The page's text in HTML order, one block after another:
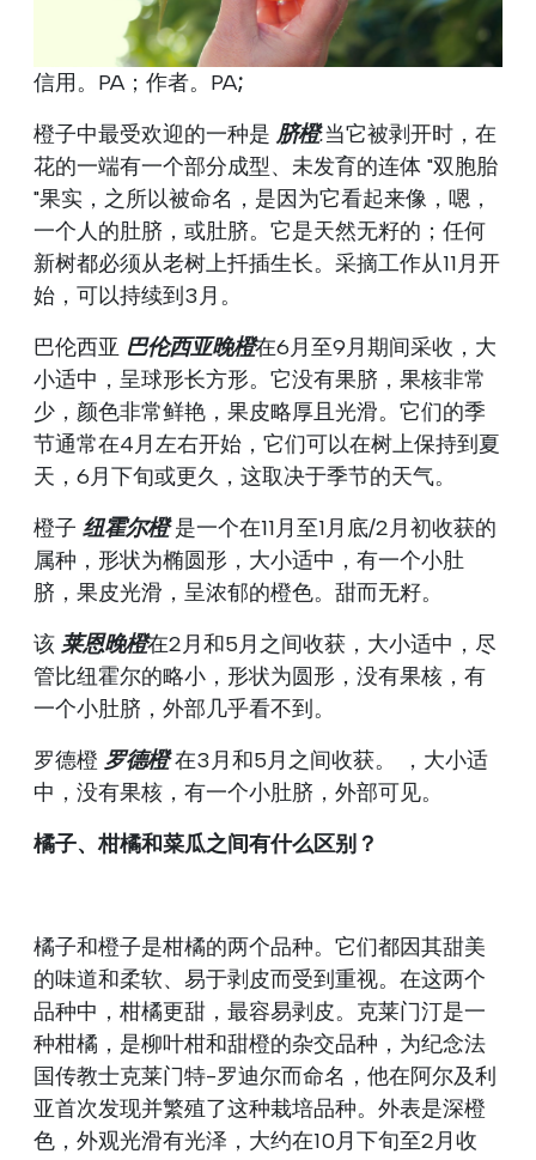
信用。PA；作者。PA;
橙子中最受欢迎的一种是 脐橙.当它被剥开时，在
花的一端有一个部分成型、未发育的连体 "双胞胎
"果实，之所以被命名，是因为它看起来像，嗯，
一个人的肚脐，或肚脐。它是天然无籽的；任何
新树都必须从老树上扦插生长。采摘工作从11月开
始，可以持续到3月。
巴伦西亚 巴伦西亚晚橙在6月至9月期间采收，大
小适中，呈球形长方形。它没有果脐，果核非常
少，颜色非常鲜艳，果皮略厚且光滑。它们的季
节通常在4月左右开始，它们可以在树上保持到夏
天，6月下旬或更久，这取决于季节的天气。
橙子 纽霍尔橙 是一个在11月至1月底/2月初收获的
属种，形状为椭圆形，大小适中，有一个小肚
脐，果皮光滑，呈浓郁的橙色。甜而无籽。
该 莱恩晚橙在2月和5月之间收获，大小适中，尽
管比纽霍尔的略小，形状为圆形，没有果核，有
一个小肚脐，外部几乎看不到。
罗德橙 罗德橙 在3月和5月之间收获。
，大小适
中，没有果核，有一个小肚脐，外部可见。
橘子、柑橘和菜瓜之间有什么区别？
橘子和橙子是柑橘的两个品种。它们都因其甜美
的味道和柔软、易于剥皮而受到重视。在这两个
品种中，柑橘更甜，最容易剥皮。克莱门汀是一
种柑橘，是柳叶柑和甜橙的杂交品种，为纪念法
国传教士克莱门特-罗迪尔而命名，他在阿尔及利
亚首次发现并繁殖了这种栽培品种。外表是深橙
色，外观光滑有光泽，大约在10月下旬至2月收